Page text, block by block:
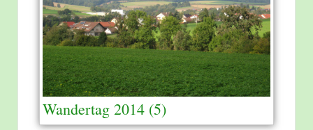
Wandertag 2014 (5)